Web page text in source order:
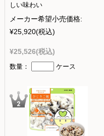
しい味わい
メーカー希望小売価格:
¥25,920(税込)
¥25,526(税込)
数量： ケース